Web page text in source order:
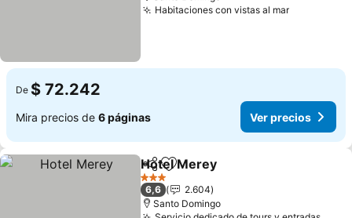
Habitaciones con vistas al marVer
De $ 72.242
Mira precios de 6 páginas Ver precios
CompartirAgregar a favoritos
Hotel Merey
3 Estrellas
6,6
2.604
Santo Domingo